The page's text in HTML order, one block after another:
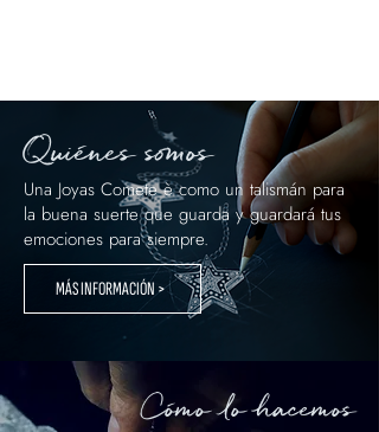
Quiénes somos
Una Joyas Comete è como un talismán para
la buena suerte que guarda y guardará tus
emociones para siempre.
MÁS INFORMACIÓN >
Cómo lo hacemos